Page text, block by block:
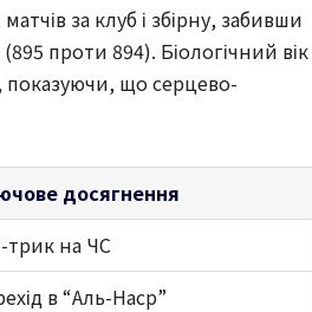
за клуб і збірну, забивши
проти 894). Біологічний вік
показуючи, що серцево-
досягнення
трик на ЧС
в “Аль-Наср”